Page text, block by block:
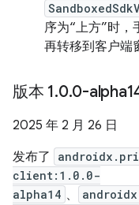
序为“上方”时，
再转移到客户端
版本 1.0.0-
2025 年 2 月 26 日
发布了
client:1.0.0-
alpha14 、